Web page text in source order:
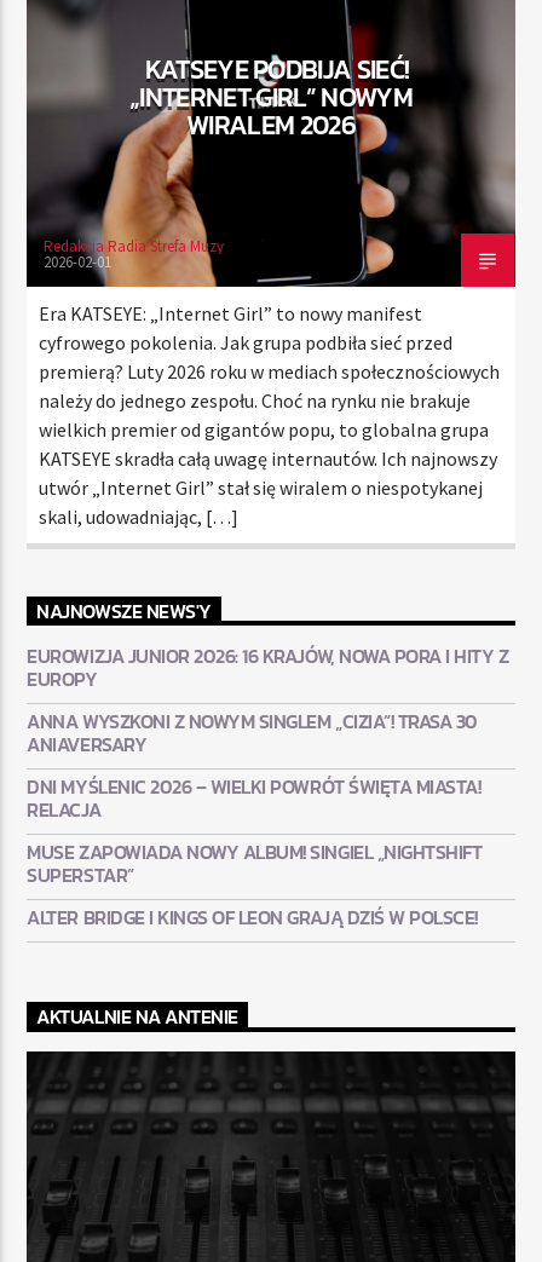
TERAZ
RADIO STREFA MUZY
00:00 24:00
KATSEYE PODBIJA SIEĆ!
„INTERNET GIRL” NOWYM
WIRALEM 2026
Redakcja Radia Strefa Muzy
2026-02-01
Era KATSEYE: „Internet Girl” to nowy manifest
cyfrowego pokolenia. Jak grupa podbiła sieć przed
premierą? Luty 2026 roku w mediach społecznościowych
należy do jednego zespołu. Choć na rynku nie brakuje
wielkich premier od gigantów popu, to globalna grupa
KATSEYE skradła całą uwagę internautów. Ich najnowszy
utwór „Internet Girl” stał się wiralem o niespotykanej
skali, udowadniając, […]
NAJNOWSZE NEWS'Y
EUROWIZJA JUNIOR 2026: 16 KRAJÓW, NOWA PORA I HITY Z
EUROPY
ANNA WYSZKONI Z NOWYM SINGLEM „CIZIA”! TRASA 30
ANIAVERSARY
DNI MYŚLENIC 2026 – WIELKI POWRÓT ŚWIĘTA MIASTA!
RELACJA
MUSE ZAPOWIADA NOWY ALBUM! SINGIEL „NIGHTSHIFT
SUPERSTAR”
ALTER BRIDGE I KINGS OF LEON GRAJĄ DZIŚ W POLSCE!
AKTUALNIE NA ANTENIE